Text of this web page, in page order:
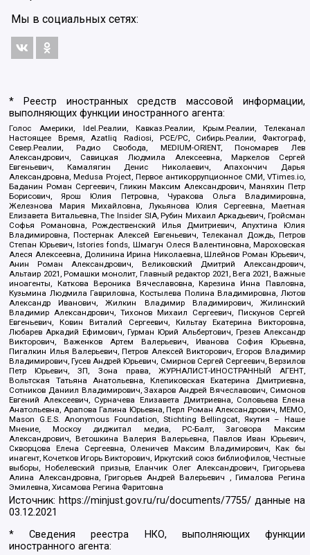
Мы в социальных сетях:
* Реестр иностранных средств массовой информации,
выполняющих функции иностранного агента:
Голос Америки, Idel.Реалии, Кавказ.Реалии, Крым.Реалии, Телеканал
Настоящее Время, Azatliq Radiosi, PCE/PC, Сибирь.Реалии, Фактограф,
Север.Реалии, Радио Свобода, MEDIUM-ORIENT, Пономарев Лев
Александрович, Савицкая Людмила Алексеевна, Маркелов Сергей
Евгеньевич, Камалягин Денис Николаевич, Апахончич Дарья
Александровна, Medusa Project, Первое антикоррупционное СМИ, VTimes.io,
Баданин Роман Сергеевич, Гликин Максим Александрович, Маняхин Петр
Борисович, Ярош Юлия Петровна, Чуракова Ольга Владимировна,
Железнова Мария Михайловна, Лукьянова Юлия Сергеевна, Маетная
Елизавета Витальевна, The Insider SIA, Рубин Михаил Аркадьевич, Гройсман
Софья Романовна, Рождественский Илья Дмитриевич, Апухтина Юлия
Владимировна, Постернак Алексей Евгеньевич, Телеканал Дождь, Петров
Степан Юрьевич, Istories fonds, Шмагун Олеся Валентиновна, Мароховская
Алеся Алексеевна, Долинина Ирина Николаевна, Шлейнов Роман Юрьевич,
Анин Роман Александрович, Великовский Дмитрий Александрович,
Альтаир 2021, Ромашки монолит, Главный редактор 2021, Вега 2021, Важные
иноагенты, Каткова Вероника Вячеславовна, Карезина Инна Павловна,
Кузьмина Людмила Гавриловна, Костылева Полина Владимировна, Лютов
Александр Иванович, Жилкин Владимир Владимирович, Жилинский
Владимир Александрович, Тихонов Михаил Сергеевич, Пискунов Сергей
Евгеньевич, Ковин Виталий Сергеевич, Кильтау Екатерина Викторовна,
Любарев Аркадий Ефимович, Гурман Юрий Альбертович, Грезев Александр
Викторович, Важенков Артем Валерьевич, Иванова София Юрьевна,
Пигалкин Илья Валерьевич, Петров Алексей Викторович, Егоров Владимир
Владимирович, Гусев Андрей Юрьевич, Смирнов Сергей Сергеевич, Верзилов
Петр Юрьевич, ЗП, Зона права, ЖУРНАЛИСТ-ИНОСТРАННЫЙ АГЕНТ,
Вольтская Татьяна Анатольевна, Клепиковская Екатерина Дмитриевна,
Сотников Даниил Владимирович, Захаров Андрей Вячеславович, Симонов
Евгений Алексеевич, Сурначева Елизавета Дмитриевна, Соловьева Елена
Анатольевна, Арапова Галина Юрьевна, Перл Роман Александрович, МЕМО,
Mason G.E.S. Anonymous Foundation, Stichting Bellingcat, Якутия – Наше
Мнение, Москоу диджитал медиа, РС-Балт, Заговора Максим
Александрович, Ветошкина Валерия Валерьевна, Павлов Иван Юрьевич,
Скворцова Елена Сергеевна, Оленичев Максим Владимирович, Как бы
инагент, Кочетков Игорь Викторович, Иркутский союз библиофилов, Честные
выборы, Нобелевский призыв, Еланчик Олег Александрович, Григорьева
Алина Александровна, Григорьев Андрей Валерьевич , Гималова Регина
Эмилевна, Хисамова Регина Фаритовна
Источник: https://minjust.gov.ru/ru/documents/7755/ данные на
03.12.2021
* Сведения реестра НКО, выполняющих функции
иностранного агента: